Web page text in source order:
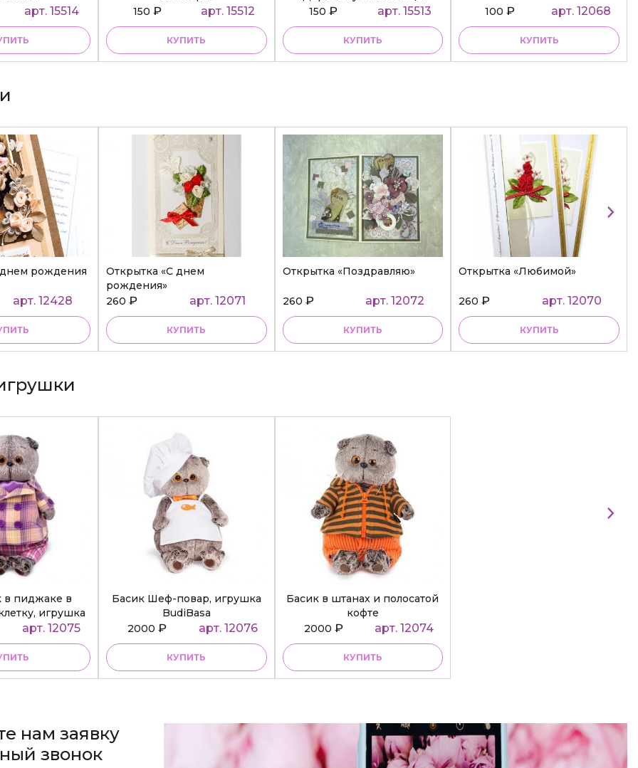
арт. 15514
150 ₽ арт. 15512
КУПИТЬ
150₽ арт. 15513
КУПИТЬ
100₽ арт. 12068
КУПИТЬ
рождения
арт. 12428
Открытка «С днем
рождения»
260 ₽ арт. 12071
КУПИТЬ
Открытка «Поздравляю»
260 ₽ арт. 12072
КУПИТЬ
Открытка «Любимой»
260₽ арт. 12070
КУПИТЬ
в пиджаке в
игрушка
арт. 12075
Басик Шеф-повар, игрушка
BudiBasa
2000₽ арт. 12076
КУПИТЬ
Басик в штанах и полосатой
кофте
2000 ₽ арт. 12074
КУПИТЬ
нам заявку
звонок